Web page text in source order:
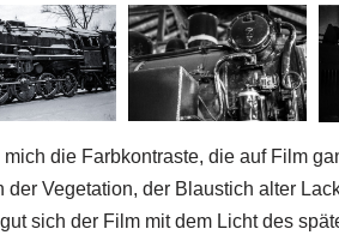
die Farbkontraste, die auf Film
der Vegetation, der Blaustich alter
sich der Film mit dem Licht des